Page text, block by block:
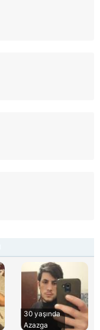
30 yaşında
Azazga